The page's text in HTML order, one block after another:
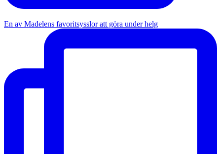
En av Madelens favoritsysslor att göra under helg